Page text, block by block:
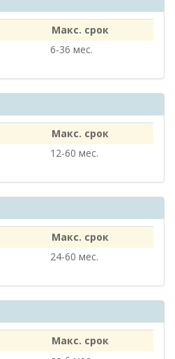
Макс. срок
6‑36 мес.
Макс. срок
12‑60 мес.
Макс. срок
24‑60 мес.
Макс. срок